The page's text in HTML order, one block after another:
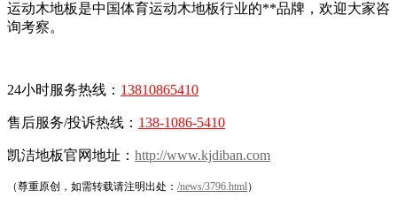
运动木地板是中国体育运动木地板行业的**品牌，欢迎大家咨
询考察。
24小时服务热线： 13810865410
售后服务/投诉热线： 138-1086-5410
凯洁地板官网地址： http://www.kjdiban.com
（尊重原创，如需转载请注明出处： /news/3796.html）